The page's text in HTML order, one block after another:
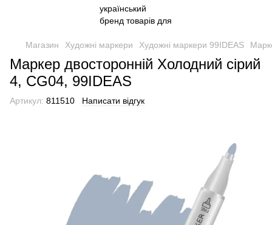
Магазин Художні маркери Художні маркери 99IDEAS
Маркер двосторонній Холодний сірий
4, CG04, 99IDEAS
Артикул: 811510 Написати відгук